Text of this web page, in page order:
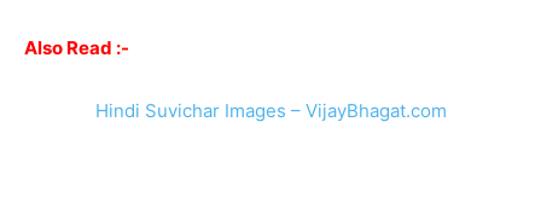
Also Read :-
Hindi Suvichar Images – VijayBhagat.com